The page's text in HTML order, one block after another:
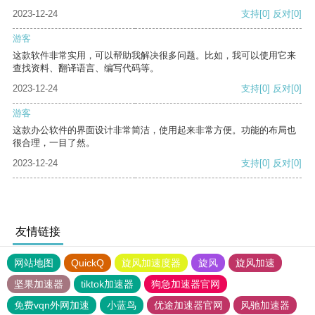
2023-12-24
支持[0] 反对[0]
游客
这款软件非常实用，可以帮助我解决很多问题。比如，我可以使用它来
查找资料、翻译语言、编写代码等。
2023-12-24
支持[0] 反对[0]
游客
这款办公软件的界面设计非常简洁，使用起来非常方便。功能的布局也
很合理，一目了然。
2023-12-24
支持[0] 反对[0]
友情链接
网站地图 QuickQ 旋风加速度器 旋风
旋风加速
坚果加速器
tiktok加速器
狗急加速器官网
免费vqn外网加速
小蓝鸟 优途加速器官网 风驰加速器